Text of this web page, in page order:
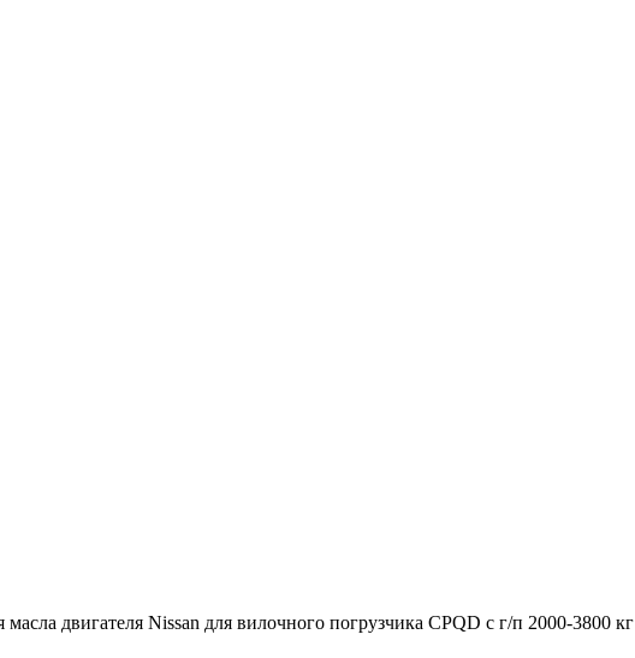
масла двигателя Nissan для вилочного погрузчика CPQD с г/п 2000-3800 кг